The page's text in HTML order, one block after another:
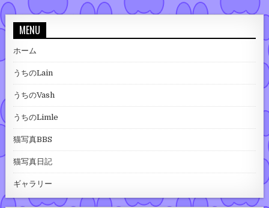
MENU
ホーム
うちのLain
うちのVash
うちのLimle
猫写真BBS
猫写真日記
ギャラリー